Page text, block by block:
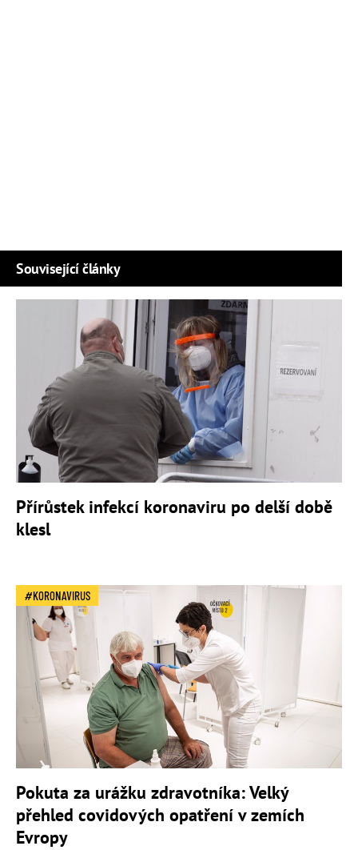
Související články
Přírůstek infekcí koronaviru po delší době
klesl
KORONAVIRUS
Pokuta za urážku zdravotníka: Velký
přehled covidových opatření v zemích
Evropy